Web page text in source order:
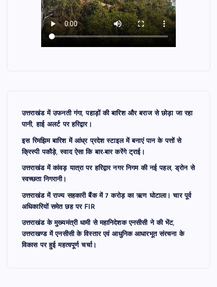
उत्तराखंड में उफनती गंगा, पहाड़ों की बारिश और बराज से छोड़ा जा रहा
पानी, हाई अलर्ट पर हरिद्वार।
इस रिमझिम बारिश में आंध्र प्रदेश स्टाइल में बनाएं पान के पत्तों से
क्रिस्पी पकौड़े, स्वाद ऐसा कि बार-बार करेंगे ट्राई।
उत्तराखंड में कांवड़ यात्रा पर हरिद्वार नगर निगम की नई पहल, ड्रोन से
स्वच्छता निगरानी।
उत्तराखंड में राज्य सहकारी बैंक में 7 करोड़ का ऋण घोटाला। चार पूर्व
अधिकारियों समेत छह पर FIR
उत्तराखंड के मुख्यमंत्री धामी से महानिदेशक एनसीसी ने की भेंट,
उत्तराखण्ड में एनसीसी के विस्तार एवं आधुनिक आधारभूत संरचना के
विकास पर हुई महत्वपूर्ण चर्चा।